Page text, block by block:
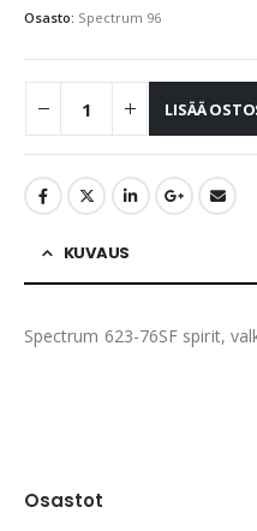
Osasto: Spectrum 96
LISÄÄ
KUVAUS
Spectrum 623-76SF spirit,
Osastot